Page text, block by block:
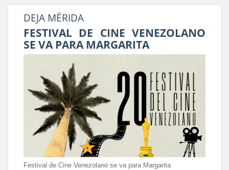
DEJA MÉRIDA
FESTIVAL DE CINE VENEZOLANO
SE VA PARA MARGARITA
Festival de Cine Venezolano se va para Margarita